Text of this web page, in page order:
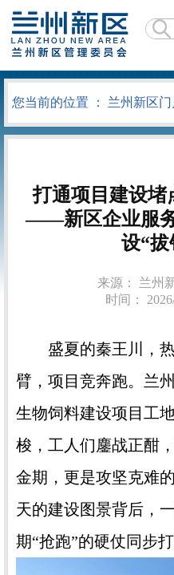
您当前的位置 ： 兰州新区
打通项目建设堵
——新区企业服
设“拔
来源： 兰州
时间：
盛夏的秦王川，热
臂，项目竞奔跑。兰
生物饲料建设项目工
梭，工人们鏖战正酣
金期，更是攻坚克难
天的建设图景背后，
期“抢跑”的硬仗同步打